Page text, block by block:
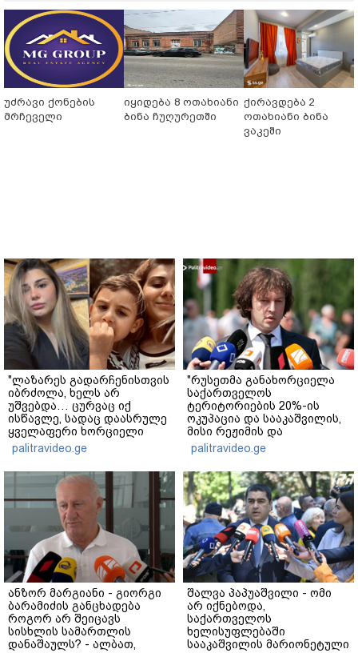
უძრავი ქონების
მრჩეველი
იყიდება 8 ოთახიანი
ბინა ჩუღურეთში
ქირავდება 2
ოთახიანი ბინა
ვაკეში
"ლაზარეს გადარჩენისთვის
იბრძოლა, ხელს არ
უშვებდა… ცურვაც იქ
ისწავლე, სადაც დაასრულე
ყველაფერი ხორციელი
ცხოვრებიდან" – რას წერს
ხობში დაღუპული დედა-
შვილის ახლობელი?
palitravideo.ge
"რუსეთმა განახორციელა
საქართველოს
ტერიტორიების 20%-ის
ოკუპაცია და სააკაშვილის,
მისი რეჟიმის და
"ნაცმოძრაობის" ღალატი
ვერანაირად ვერ
გადაფარავს ამ
დანაშაულს" - ირაკლი
კობახიძე
palitravideo.ge
ანზორ მარგიანი - გიორგი
ბარამიძის განცხადება
როგორ არ შეიცავს
სისხლის სამართლის
დანაშაულს? - ალბათ,
შალვა პაპუაშვილი - ომი
არ იქნებოდა,
საქართველოს
ხელისუფლებაში
სააკაშვილის მარიონეტული